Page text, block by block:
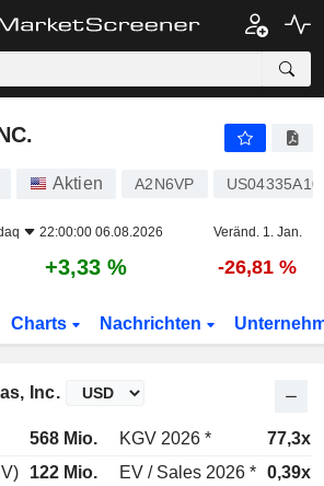
Aktien A2N6VP
22:00:00 06.08.2026 Veränd. 1. Jan.
+3,33 % -26,81 %
Charts Nachrichten
Inc.
568 Mio. KGV 2026 *
77,3x
122 Mio. EV / Sales 2026 * 0,39x